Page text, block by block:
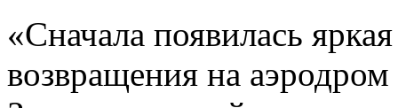
«Сначала появилась
возвращения на